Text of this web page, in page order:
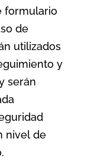
formulario
de
utilizados
y
serán
nivel de